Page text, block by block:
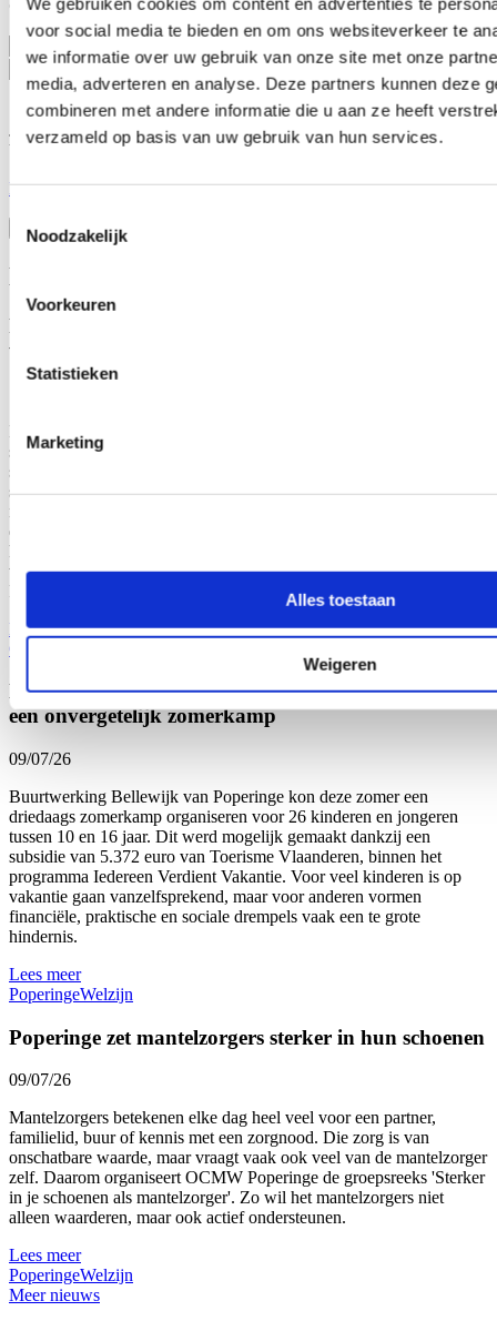
voor social media te bieden en om ons websiteverkeer te
we informatie over uw gebruik van onze site met onze
media, adverteren en analyse. Deze partners kunnen deze
combineren met andere informatie die u aan ze heeft
verzameld op basis van uw gebruik van hun services.
Noodzakelijk
Voorkeuren
Statistieken
Marketing
Alles toestaan
Weigeren
Ontvang mijn nieuwsbrief.
Postcode
Ja, ik wens de nieuwsbrief van Loes Vandromme te ontvangen op
bovenstaand e-mailadres.
Klikhierom de privacyvoorwaarden te raadplegen
Nieuws
Recordaantal West-Vlaamse scholen kiest voor Oog
voor Lekkers
Maar liefst 340 West-Vlaamse scholen namen tijdens het voorbije
schooljaar deel aan ‘Oog voor Lekkers’, het Vlaams-Europese
subsidieprogramma dat gezonde voedingsgewoonten bij kinderen
stimuleert. Dat zijn 26 scholen meer dan vorig schooljaar en zelf 80
meer dan drie jaar geleden: een stijging van respectievelijk bijna 9
en bijna 32 procent. “Onze West-Vlaamse scholen bevestigen zo
hun sterk engagement voor gezonde voeding op school én de
verbinding met onze lokale land- en tuinbouw”, zegt Vlaams
Parlementslid Loes Vandromme (cd&v) tevreden.
Lees meer
Onderwijs
Dankzij subsidie beleven 26 kinderen en jongeren
een onvergetelijk zomerkamp
09/07/26
Buurtwerking Bellewijk van Poperinge kon deze zomer een
driedaags zomerkamp organiseren voor 26 kinderen en jongeren
tussen 10 en 16 jaar. Dit werd mogelijk gemaakt dankzij een
subsidie van 5.372 euro van Toerisme Vlaanderen, binnen het
programma Iedereen Verdient Vakantie. Voor veel kinderen is op
vakantie gaan vanzelfsprekend, maar voor anderen vormen
financiële, praktische en sociale drempels vaak een te grote
hindernis.
Lees meer
PoperingeWelzijn
Poperinge zet mantelzorgers sterker in hun schoenen
09/07/26
Mantelzorgers betekenen elke dag heel veel voor een partner,
familielid, buur of kennis met een zorgnood. Die zorg is van
onschatbare waarde, maar vraagt vaak ook veel van de mantelzorger
zelf. Daarom organiseert OCMW Poperinge de groepsreeks 'Sterker
in je schoenen als mantelzorger'. Zo wil het mantelzorgers niet
alleen waarderen, maar ook actief ondersteunen.
Lees meer
PoperingeWelzijn
Meer nieuws